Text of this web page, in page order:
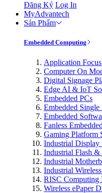
Đăng Ký Log In
MyAdvantech
Sản Phẩm
Embedded Computing
Application
Computer On
Digital Signage
Edge AI & IoT
Embedded PCs
Embedded
Embedded
Fanless
Gaming Platform
Industrial Display
Industrial Flash
Industrial
Industrial
RISC Computing
Wireless ePaper